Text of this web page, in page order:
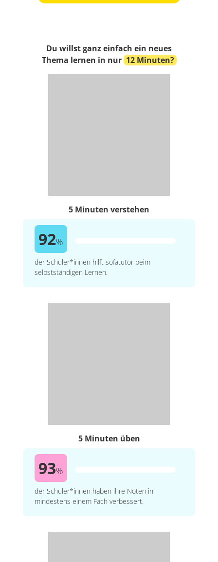
Du willst ganz einfach ein neues
Thema lernen in nur 12 Minuten?
5 Minuten verstehen
92%
der Schüler*innen hilft sofatutor beim
selbstständigen Lernen.
5 Minuten üben
93%
der Schüler*innen haben ihre Noten in
mindestens einem Fach verbessert.